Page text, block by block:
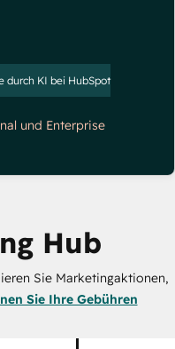
durch KI bei HubSpot
und Enterprise
Hub
Sie Marketingaktionen,
Sie Ihre Gebühren